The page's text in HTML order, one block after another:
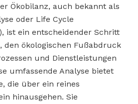
Ökobilanz, auch bekannt als
oder Life Cycle
ist ein entscheidender Schritt
ökologischen Fußabdruck
und Dienstleistungen
umfassende Analyse bietet
die über ein reines
hinausgehen. Sie